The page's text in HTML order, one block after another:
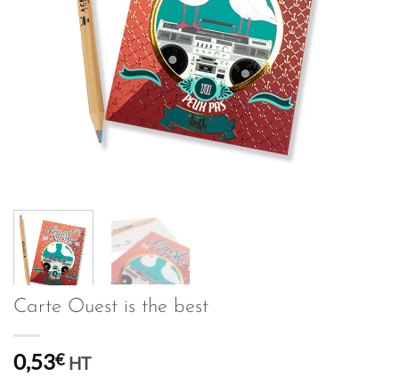
Carte Ouest is the best
0,53€ HT